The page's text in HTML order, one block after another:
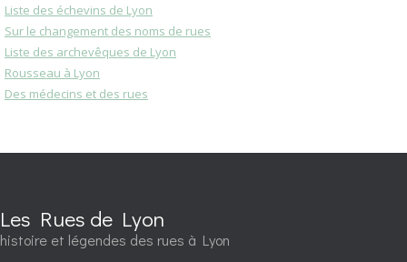
Liste des échevins de Lyon
Sur le changement des noms de rues
Liste des archevêques de Lyon
Rousseau à Lyon
Des médecins et des rues
Les Rues de Lyon
histoire et légendes des rues à Lyon